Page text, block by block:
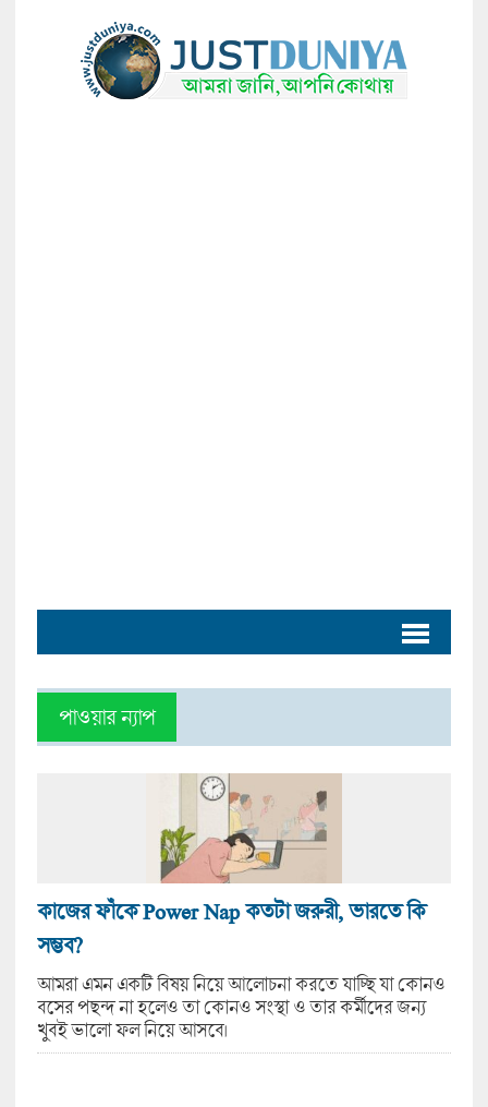
পাওয়ার ন্যাপ
কাজের ফাঁকে Power Nap কতটা জরুরী, ভারতে কি
সম্ভব?
আমরা এমন একটি বিষয় নিয়ে আলোচনা করতে যাচ্ছি যা কোনও
বসের পছন্দ না হলেও তা কোনও সংস্থা ও তার কর্মীদের জন্য
খুবই ভালো ফল নিয়ে আসবে।